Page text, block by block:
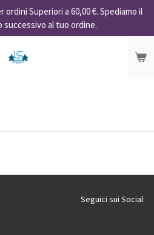
ordini Superiori a 60,00 €. Spediamo il
successivo al tuo ordine.
Seguici sui Social: